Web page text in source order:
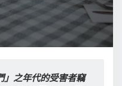
」之年代的受害者竊